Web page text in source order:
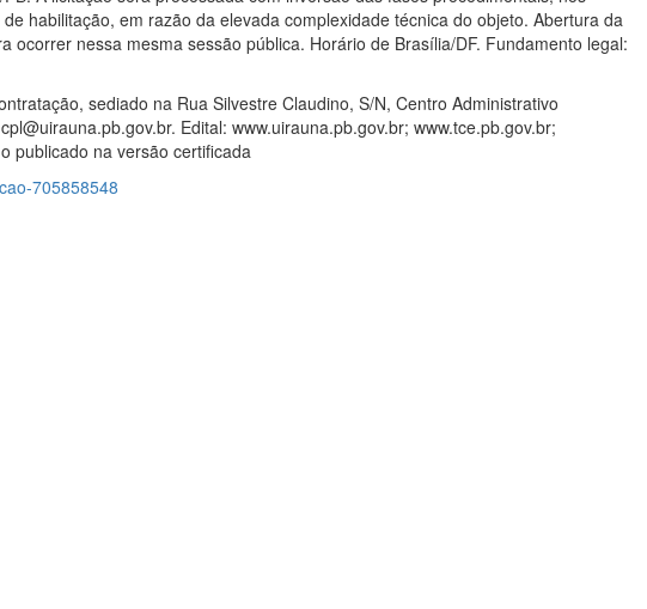
habilitação, em razão da elevada complexidade técnica do objeto. Abertura da
nessa mesma sessão pública. Horário de Brasília/DF. Fundamento legal:
sediado na Rua Silvestre Claudino, S/N, Centro Administrativo
Edital: www.uirauna.pb.gov.br; www.tce.pb.gov.br;
publicado na versão certificada
705858548